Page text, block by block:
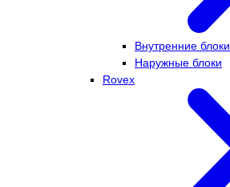
Внутренние блоки
Наружные блоки
Rovex